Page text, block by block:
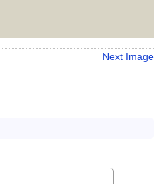
Next Image